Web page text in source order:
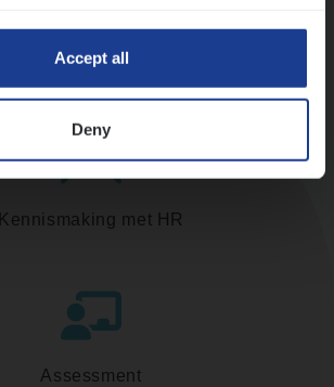
Accept all
Deny
Kennismaking met HR
Assessment